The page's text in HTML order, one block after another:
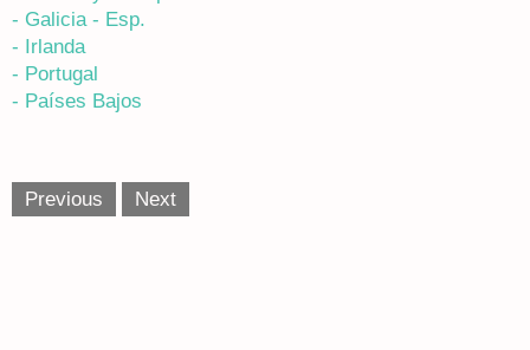
- Galicia - Esp.
- Irlanda
- Portugal
- Países Bajos
Previous Next